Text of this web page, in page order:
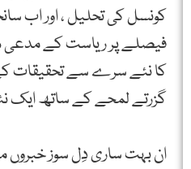
کونسل کی تحلیل ، اور اب
فیصلے پر ریاست کے مدعی
کا نئے سرے سے تحقیقات کے
گزرتے لمحے کے ساتھ ایک
ان بہت ساری دِل سوز